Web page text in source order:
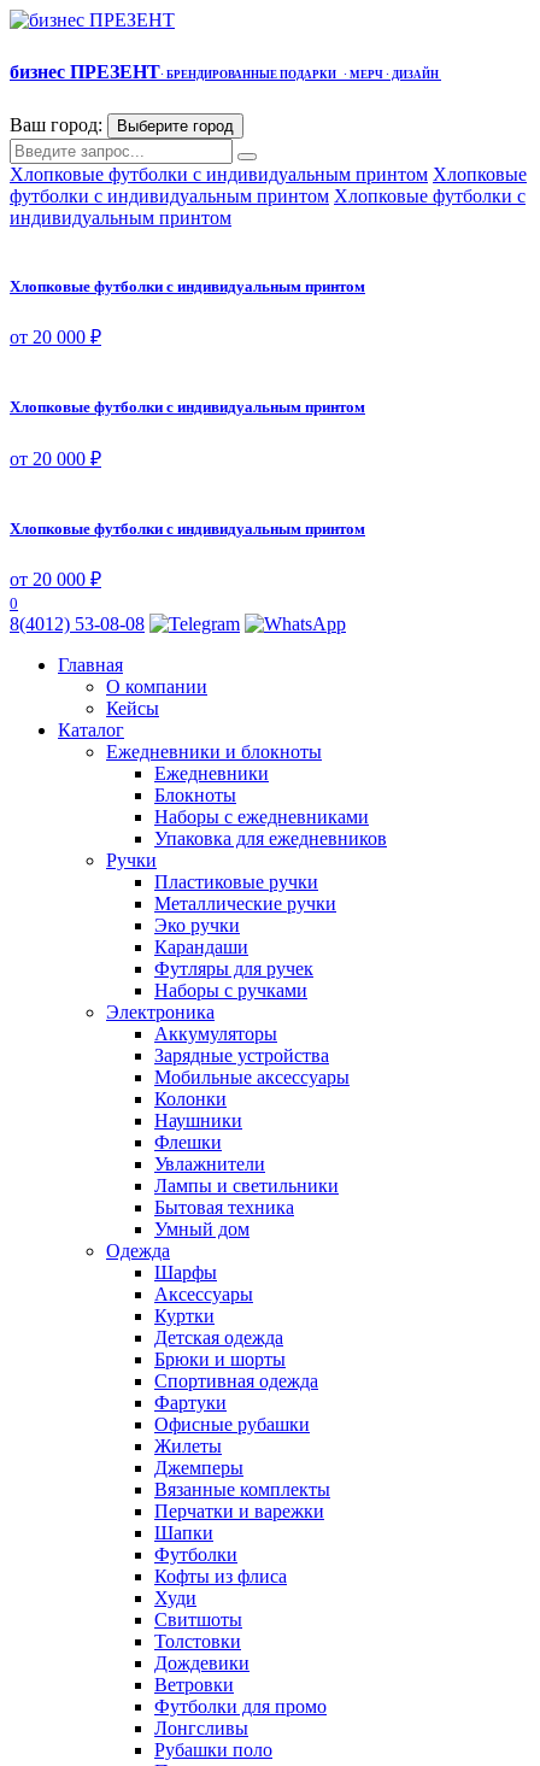
бизнес ПРЕЗЕНТ· БРЕНДИРОВАННЫЕ ПОДАРКИ · МЕРЧ · ДИЗАЙН
Ваш город: Выберите город
Хлопковые футболки с индивидуальным принтом Хлопковые
футболки с индивидуальным принтом Хлопковые футболки с
индивидуальным принтом
Хлопковые футболки с индивидуальным принтом
от 20 000 ₽
Хлопковые футболки с индивидуальным принтом
от 20 000 ₽
Хлопковые футболки с индивидуальным принтом
от 20 000 ₽
0
8(4012) 53-08-08
Главная
О компании
Кейсы
Каталог
Ежедневники и блокноты
Ежедневники
Блокноты
Наборы с ежедневниками
Упаковка для ежедневников
Ручки
Пластиковые ручки
Металлические ручки
Эко ручки
Карандаши
Футляры для ручек
Наборы с ручками
Электроника
Аккумуляторы
Зарядные устройства
Мобильные аксессуары
Колонки
Наушники
Флешки
Увлажнители
Лампы и светильники
Бытовая техника
Умный дом
Одежда
Шарфы
Аксессуары
Куртки
Детская одежда
Брюки и шорты
Спортивная одежда
Фартуки
Офисные рубашки
Жилеты
Джемперы
Вязанные комплекты
Перчатки и варежки
Шапки
Футболки
Кофты из флиса
Худи
Свитшоты
Толстовки
Дождевики
Ветровки
Футболки для промо
Лонгсливы
Рубашки поло